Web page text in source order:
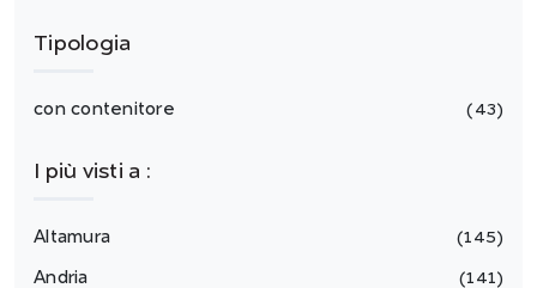
Tipologia
con contenitore 43
I più visti a :
Altamura 145
Andria 141